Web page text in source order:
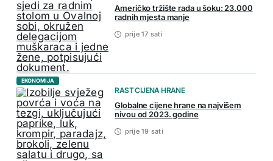
Američko tržište rada u šoku: 23.000
radnih mjesta manje
prije 17 sati
EKONOMIJA
RAST CIJENA HRANE
Globalne cijene hrane na najvišem
nivou od 2023. godine
prije 19 sati